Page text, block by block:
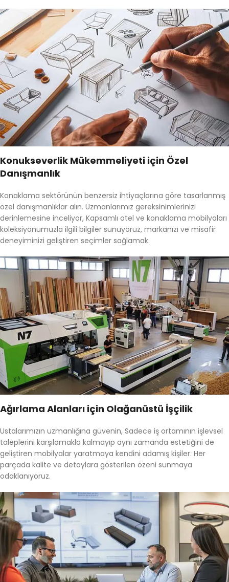
Konukseverlik Mükemmeliyeti için Özel
Danışmanlık
Konaklama sektörünün benzersiz ihtiyaçlarına göre tasarlanmış
özel danışmanlıklar alın. Uzmanlarımız gereksinimlerinizi
derinlemesine inceliyor, Kapsamlı otel ve konaklama mobilyaları
koleksiyonumuzla ilgili bilgiler sunuyoruz, markanızı ve misafir
deneyiminizi geliştiren seçimler sağlamak.
Ağırlama Alanları için Olağanüstü İşçilik
Ustalarımızın uzmanlığına güvenin, Sadece iş ortamının işlevsel
taleplerini karşılamakla kalmayıp aynı zamanda estetiğini de
geliştiren mobilyalar yaratmaya kendini adamış kişiler. Her
parçada kalite ve detaylara gösterilen özeni sunmaya
odaklanıyoruz.